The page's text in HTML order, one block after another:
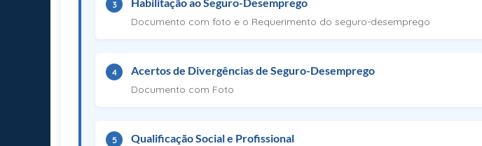
3
Documento com foto e o Requerimento do seguro-desemprego
4 Acertos de Divergências de Seguro-Desemprego
Documento com Foto
5 Qualificação Social e Profissional